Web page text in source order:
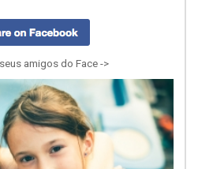
amigos do Face ->